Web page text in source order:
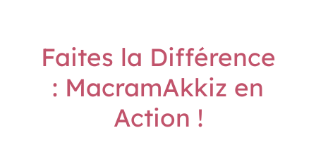
Faites la Différence
: MacramAkkiz en
Action !